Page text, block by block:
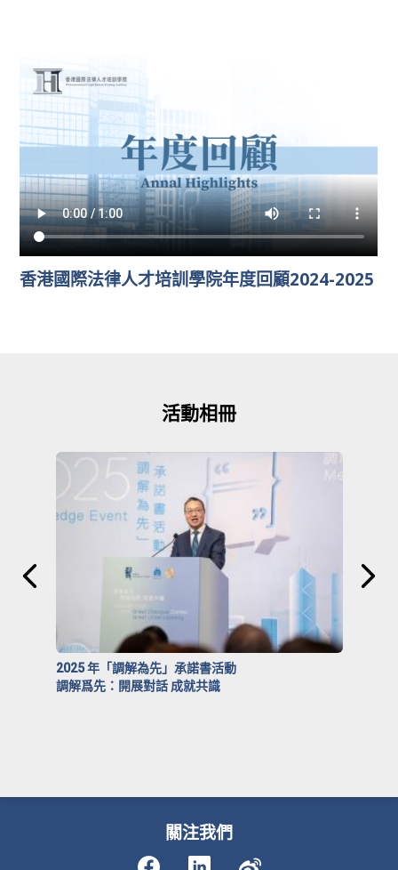
香港國際法律人才培訓學院年度回顧2024-2025
活動相冊
2025 年「調解為先」承諾書活動
調解爲先：開展對話 成就共識
關注我們